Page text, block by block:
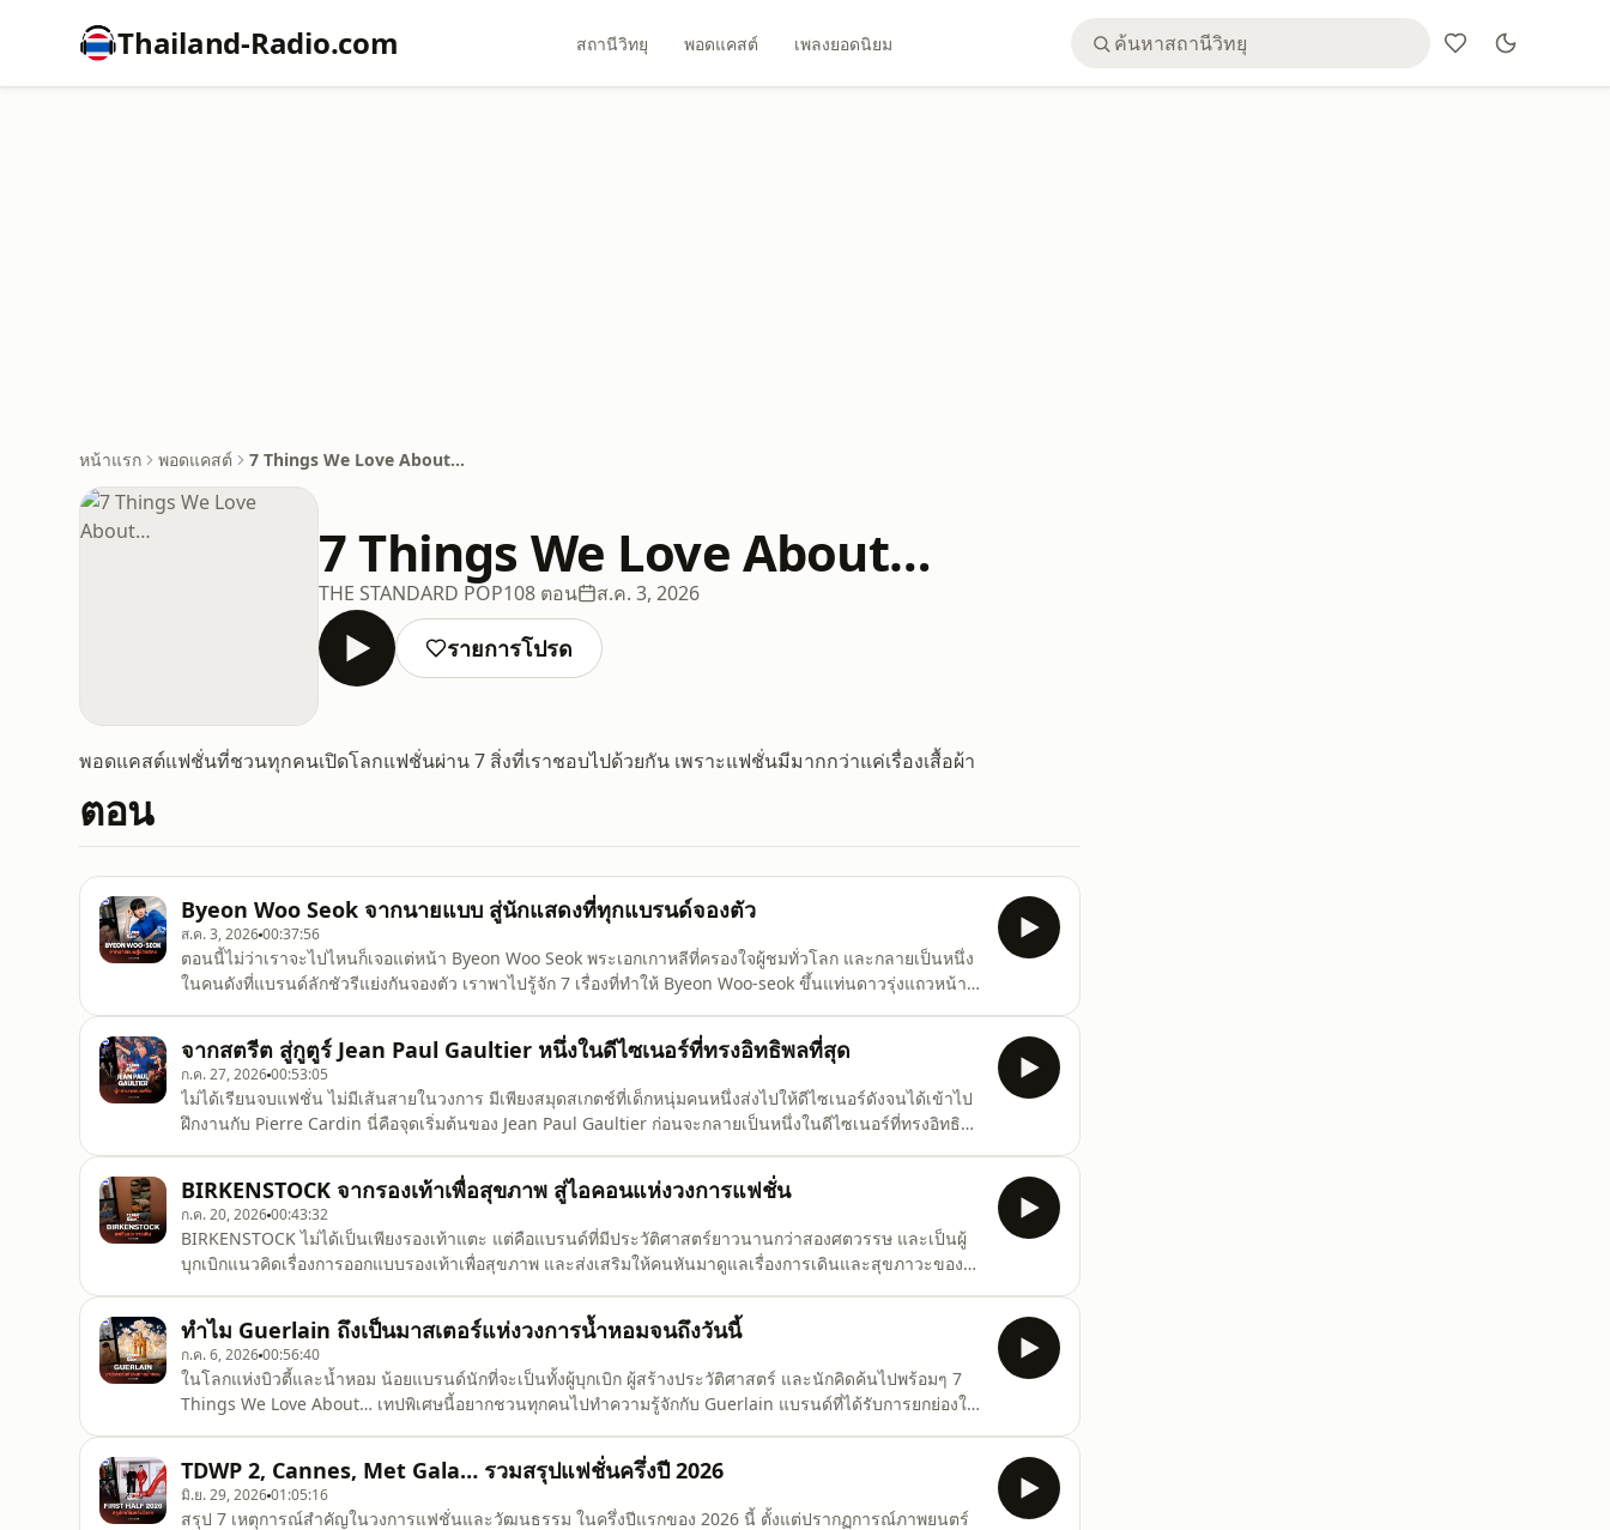
Thailand-Radio.com สถานีวิทยุ พอดแคสต์ เพลงยอดนิยม
หน้าแรก พอดแคสต์ 7 Things We Love About…
7 Things We Love About…
THE STANDARD POP108 ตอน ส.ค. 3, 2026
รายการโปรด
พอดแคสต์แฟชั่นที่ชวนทุกคนเปิดโลกแฟชั่นผ่าน 7 สิ่งที่เราชอบไปด้วยกัน เพราะแฟชั่นมีมากกว่าแค่เรื่องเสื้อผ้า
ตอน
Byeon Woo Seok จากนายแบบ สู่นักแสดงที่ทุกแบรนด์จองตัว
ส.ค. 3, 202600:37:56
ตอนนี้ไม่ว่าเราจะไปไหนก็เจอแต่หน้า Byeon Woo Seok พระเอกเกาหลีที่ครองใจผู้ชมทั่วโลก และกลายเป็นหนึ่ง
ในคนดังที่แบรนด์ลักชัวรีแย่งกันจองตัว เราพาไปรู้จัก 7 เรื่องที่ทำให้ Byeon Woo-seok ขึ้นแท่นดาวรุ่งแถวหน้า
ทำให้ทุกสายตาจับจ้องติดตามชมรายการ 7 Things We Love About… ได้ในวันจันทร์ เวลา 19.00 น. ทุกช่องท
จากสตรีต สู่กูตูร์ Jean Paul Gaultier หนึ่งในดีไซเนอร์ที่ทรงอิทธิพลที่สุด
ก.ค. 27, 202600:53:05
ไม่ได้เรียนจบแฟชั่น ไม่มีเส้นสายในวงการ มีเพียงสมุดสเกตช์ที่เด็กหนุ่มคนหนึ่งส่งไปให้ดีไซเนอร์ดังจนได้เข้าไป
ฝึกงานกับ Pierre Cardin นี่คือจุดเริ่มต้นของ Jean Paul Gaultier ก่อนจะกลายเป็นหนึ่งในดีไซเนอร์ที่ทรงอิทธิพล
เฟติช มาตีความใหม่บนรันเวย์กูตูร์ จนเส้นแบ่งระหว่างสตรีทกับไฮแฟชั่นไม่เหมือนเดิมอีกต
BIRKENSTOCK จากรองเท้าเพื่อสุขภาพ สู่ไอคอนแห่งวงการแฟชั่น
ก.ค. 20, 202600:43:32
BIRKENSTOCK ไม่ได้เป็นเพียงรองเท้าแตะ แต่คือแบรนด์ที่มีประวัติศาสตร์ยาวนานกว่าสองศตวรรษ และเป็นผู้
บุกเบิกแนวคิดเรื่องการออกแบบรองเท้าเพื่อสุขภาพ และส่งเสริมให้คนหันมาดูแลเรื่องการเดินและสุขภาวะของ
โลกลักชัวรีและแฟชั่นผ่านการร่วมงานกับแบรนด์ชั้นนำมากมาย พร้อมไลน์ 1774 ที่จะมาทำให้เราสนุกกับแฟชั่น
ทำไม Guerlain ถึงเป็นมาสเตอร์แห่งวงการน้ำหอมจนถึงวันนี้
ก.ค. 6, 202600:56:40
ในโลกแห่งบิวตี้และน้ำหอม น้อยแบรนด์นักที่จะเป็นทั้งผู้บุกเบิก ผู้สร้างประวัติศาสตร์ และนักคิดค้นไปพร้อมๆ 7
Things We Love About… เทปพิเศษนี้อยากชวนทุกคนไปทำความรู้จักกับ Guerlain แบรนด์ที่ได้รับการยกย่องให้
Guerlain ขวดผึ้งอันไอคอนิกจนถึงขั้นกลายเป็นงานศิลปะ คอลเล็กชันน้ำหอมในตำนาน ไปจนถึงผลงานสร
TDWP 2, Cannes, Met Gala… รวมสรุปแฟชั่นครึ่งปี 2026
มิ.ย. 29, 202601:05:16
สรุป 7 เหตุการณ์สำคัญในวงการแฟชั่นและวัฒนธรรม ในครึ่งปีแรกของ 2026 นี้ ตั้งแต่ปรากฏการณ์ภาพยนตร์